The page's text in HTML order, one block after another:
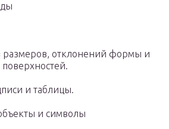
размеров, отклонений формы и
и таблицы.
и символы